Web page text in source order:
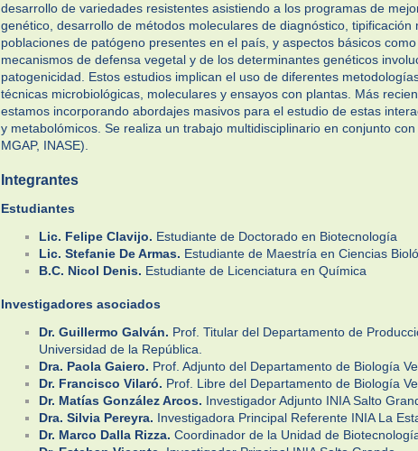
desarrollo de variedades resistentes asistiendo a los programas de
genético, desarrollo de métodos moleculares de diagnóstico, tipificación
poblaciones de patógeno presentes en el país, y aspectos básicos
mecanismos de defensa vegetal y de los determinantes genéticos
patogenicidad. Estos estudios implican el uso de diferentes
técnicas microbiológicas, moleculares y ensayos con plantas. Más
estamos incorporando abordajes masivos para el estudio de estas
y metabolómicos. Se realiza un trabajo multidisciplinario en conjunto
MGAP, INASE).
Integrantes
Estudiantes
Lic. Felipe Clavijo. Estudiante de Doctorado en Biotecnología
Lic. Stefanie De Armas. Estudiante de Maestría en Ciencias
B.C. Nicol Denis. Estudiante de Licenciatura en Química
Investigadores asociados
Dr. Guillermo Galván. Prof. Titular del Departamento de
Universidad de la República.
Dra. Paola Gaiero. Prof. Adjunto del Departamento de Biología
Dr. Francisco Vilaró. Prof. Libre del Departamento de Biología
Dr. Matías González Arcos. Investigador Adjunto INIA Salto
Dra. Silvia Pereyra. Investigadora Principal Referente INIA La
Dr. Marco Dalla Rizza. Coordinador de la Unidad de